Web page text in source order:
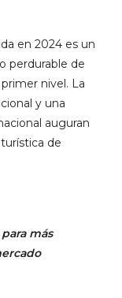
en 2024 es un
perdurable de
nivel. La
y una
auguran
de
más